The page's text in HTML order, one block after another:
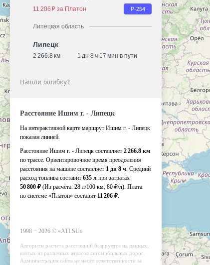
11 206 ₽ за Платон
Р-254
Липецкая область
Липецк
2 266.8 км 1 дн 8 ч 17 мин в пути
Нашли ошибку?
Расстояние Ишим г. - Липецк
На интерактивной карте маршрут Ишим г. - Липецк
показан линией.
Расстояние Ишим г. - Липецк составляет 2 266.8 км
по трассе. Ориентировочное время преодоления
расстояния на машине составляет 1 дн 8 ч. Средний
расход топлива составит 635 л при затратах
50 800 ₽ (Из расчёта: 28 л/100 км, 80 ₽/л). Плата
по системе «Платон» составит 11 206 ₽.
1998 − 2026 © «ATI.SU»
Алгоритм расчета расстояний базируется на данных,
взятых из различных атласов автомобильных дорог.
Администрация сайта не несёт ответственности за